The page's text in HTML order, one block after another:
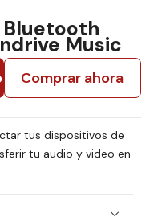
Music
Comprar ahora
tus dispositivos de
tu audio y video en